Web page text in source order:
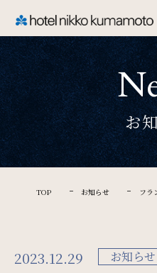
TOP
Welcome
ホテル日航熊本のご案内
ご宿泊
お
TOP お知らせ フラ
2023.12.29 お知らせ